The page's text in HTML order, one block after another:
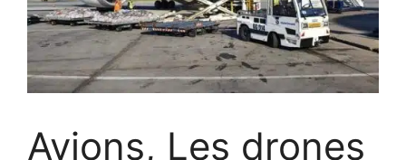
Avions, Les drones